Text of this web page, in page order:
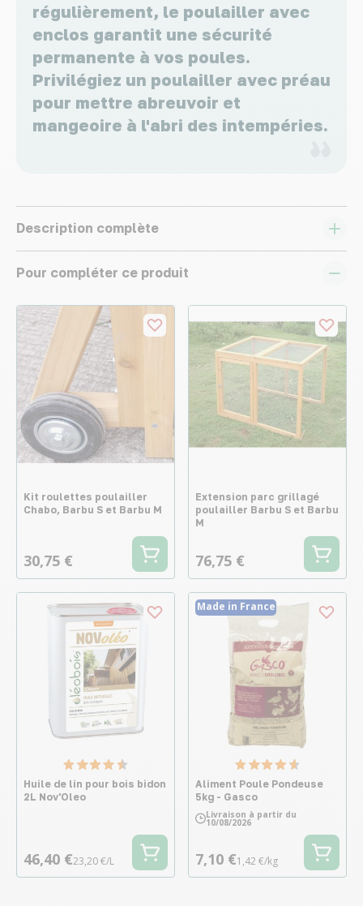
régulièrement, le poulailler avec
enclos garantit une sécurité
permanente à vos poules.
Privilégiez un poulailler avec préau
pour mettre abreuvoir et
mangeoire à l'abri des intempéries.
Description complète
Pour compléter ce produit
Kit roulettes poulailler
Chabo, Barbu S et Barbu M
30,75 €
Extension parc grillagé
poulailler Barbu S et Barbu
M
76,75 €
Huile de lin pour bois bidon
2L Nov'Oleo
46,40 €23,20 €/L
Made in France
Aliment Poule Pondeuse
5kg - Gasco
Livraison à partir du
10/08/2026
7,10 €1,42 €/kg